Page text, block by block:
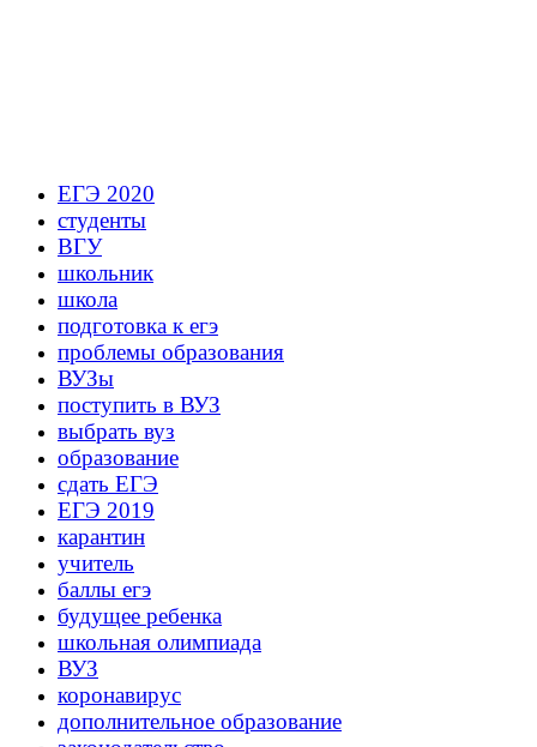
ЕГЭ 2020
студенты
ВГУ
школьник
школа
подготовка к егэ
проблемы образования
ВУЗы
поступить в ВУЗ
выбрать вуз
образование
сдать ЕГЭ
ЕГЭ 2019
карантин
учитель
баллы егэ
будущее ребенка
школьная олимпиада
ВУЗ
коронавирус
дополнительное образование